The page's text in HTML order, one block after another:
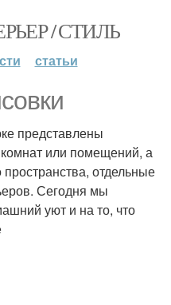
/ СТИЛЬ
статьи
представлены
или помещений, а
отдельные
Сегодня мы
уют и на то, что